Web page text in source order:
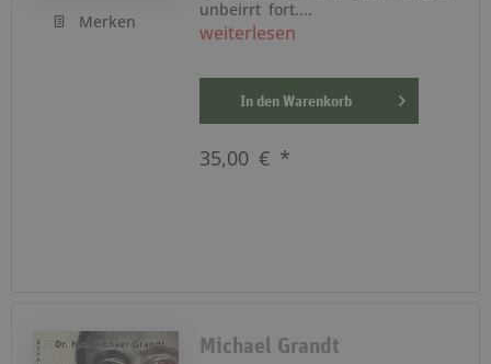
Merken
unbeirrt fort....
weiterlesen
In den Warenkorb
35,00 € *
Michael Grandt